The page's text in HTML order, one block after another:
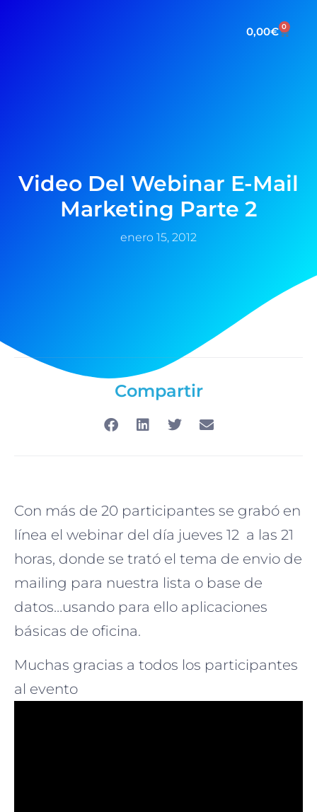
0,00€ 0
Video Del Webinar E-Mail
Marketing Parte 2
enero 15, 2012
Compartir
Con más de 20 participantes se grabó en
línea el webinar del día jueves 12 a las 21
horas, donde se trató el tema de envio de
mailing para nuestra lista o base de
datos…usando para ello aplicaciones
básicas de oficina.
Muchas gracias a todos los participantes
al evento